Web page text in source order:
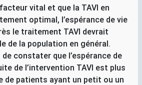
vital et que la TAVI en
optimal, l’espérance de vie
le traitement TAVI devrait
de la population en général.
constater que l’espérance de
de l’intervention TAVI est plus
de patients ayant un petit ou un